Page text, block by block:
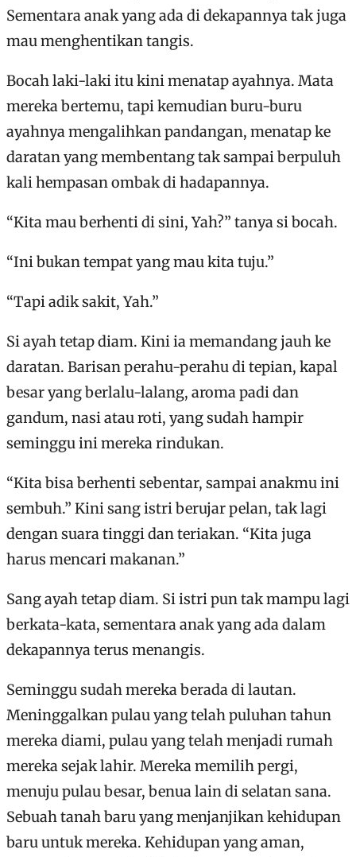
Sementara anak yang ada di dekapannya tak juga
mau menghentikan tangis.
Bocah laki-laki itu kini menatap ayahnya. Mata
mereka bertemu, tapi kemudian buru-buru
ayahnya mengalihkan pandangan, menatap ke
daratan yang membentang tak sampai berpuluh
kali hempasan ombak di hadapannya.
“Kita mau berhenti di sini, Yah?” tanya si bocah.
“Ini bukan tempat yang mau kita tuju.”
“Tapi adik sakit, Yah.”
Si ayah tetap diam. Kini ia memandang jauh ke
daratan. Barisan perahu-perahu di tepian, kapal
besar yang berlalu-lalang, aroma padi dan
gandum, nasi atau roti, yang sudah hampir
seminggu ini mereka rindukan.
“Kita bisa berhenti sebentar, sampai anakmu ini
sembuh.” Kini sang istri berujar pelan, tak lagi
dengan suara tinggi dan teriakan. “Kita juga
harus mencari makanan.”
Sang ayah tetap diam. Si istri pun tak mampu lagi
berkata-kata, sementara anak yang ada dalam
dekapannya terus menangis.
Seminggu sudah mereka berada di lautan.
Meninggalkan pulau yang telah puluhan tahun
mereka diami, pulau yang telah menjadi rumah
mereka sejak lahir. Mereka memilih pergi,
menuju pulau besar, benua lain di selatan sana.
Sebuah tanah baru yang menjanjikan kehidupan
baru untuk mereka. Kehidupan yang aman,